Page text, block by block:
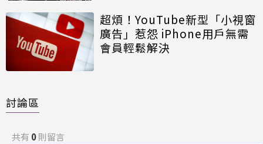
超煩！YouTube新型「小視窗
廣告」惹怨 iPhone用戶無需
會員輕鬆解決
討論區
共有 0則留言